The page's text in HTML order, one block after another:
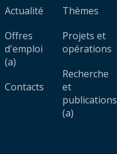
Actualité
Offres
d'emploi
(a)
Contacts
Thèmes
Projets et
opérations
Recherche
et
publications
(a)